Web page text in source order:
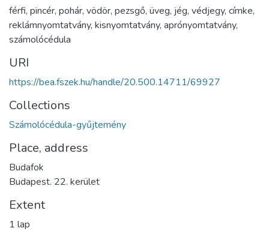
férfi, pincér, pohár, vödör, pezsgő, üveg, jég, védjegy, címke,
reklámnyomtatvány, kisnyomtatvány, aprónyomtatvány,
számolócédula
URI
https://bea.fszek.hu/handle/20.500.14711/69927
Collections
Számolócédula-gyűjtemény
Place, address
Budafok
Budapest. 22. kerület
Extent
1 lap